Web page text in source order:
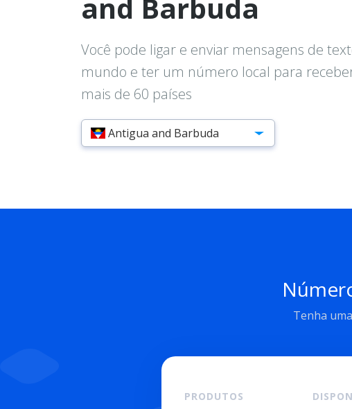
and Barbuda
Você pode ligar e enviar mensagens de
mundo e ter um número local para
mais de 60 países
Antigua and Barbuda
Tenha
PRODUTOS